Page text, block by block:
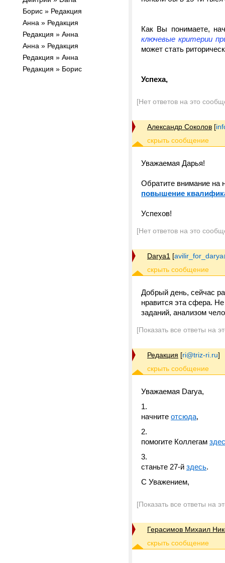
Борис » Редакция
Анна » Редакция
Редакция » Анна
Анна » Редакция
Редакция » Анна
Редакция » Борис
Как Вы понимаете,
ключевые критерии
может стать
Успеха,
[Нет ответов на это
Александр Соколов [
Уважаемая Дарья!
Обратите внимание на
повышение
Успехов!
[Нет ответов на это
Darya1 [
Добрый день, сейчас
нравится эта сфера.
заданий, анализом
[Показать все ответы на
Редакция [ri@triz-ri.ru]
Уважаемая Darya,
начните отсюда,
помогите Коллегам
станьте 27-й здесь.
С Уважением,
[Показать все ответы на
Герасимов Михаил